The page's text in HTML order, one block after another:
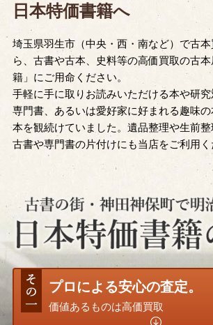
日本特価書籍へ
埼玉県羽生市（中央・西・南など）で古
ら、古書や古本、史料等の高価買取の古
籍」にご用命ください。
手軽に手に取りお読みいただける本や研究
専門書、あるいは愛好家に好まれる趣味の
本を観続けていました。遺品整理や生前
古書や専門書の片付けにも当店をご利用く
プロによる安心の査定。
価値あるものは高価買取